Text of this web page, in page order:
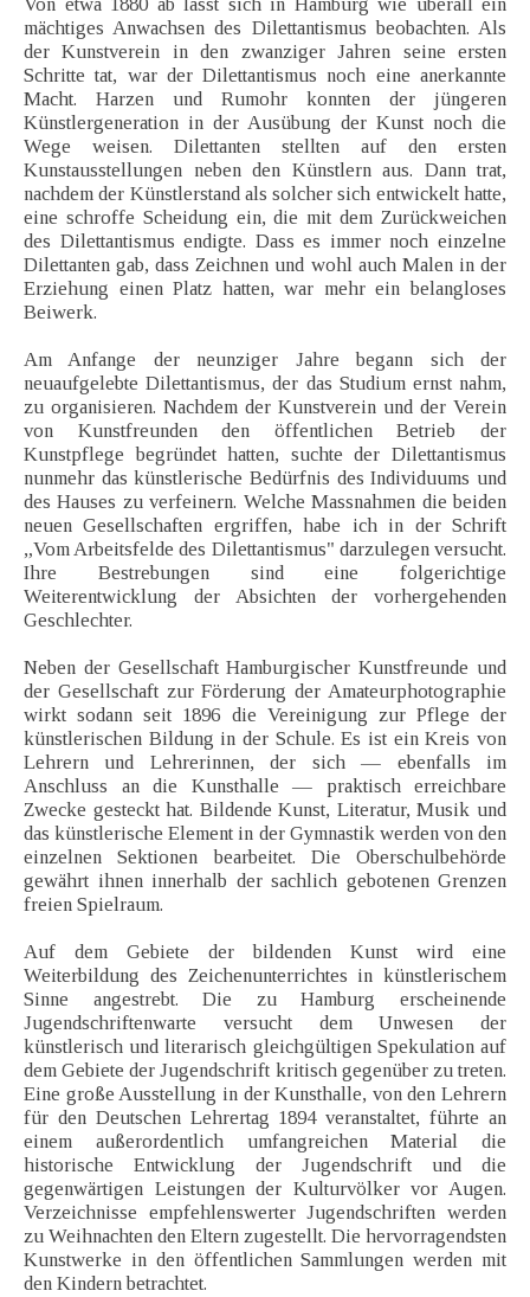
Von etwa 1880 ab lässt sich in Hamburg wie überall ein
mächtiges Anwachsen des Dilettantismus beobachten. Als
der Kunstverein in den zwanziger Jahren seine ersten
Schritte tat, war der Dilettantismus noch eine anerkannte
Macht. Harzen und Rumohr konnten der jüngeren
Künstlergeneration in der Ausübung der Kunst noch die
Wege weisen. Dilettanten stellten auf den ersten
Kunstausstellungen neben den Künstlern aus. Dann trat,
nachdem der Künstlerstand als solcher sich entwickelt hatte,
eine schroffe Scheidung ein, die mit dem Zurückweichen
des Dilettantismus endigte. Dass es immer noch einzelne
Dilettanten gab, dass Zeichnen und wohl auch Malen in der
Erziehung einen Platz hatten, war mehr ein belangloses
Beiwerk.
Am Anfange der neunziger Jahre begann sich der
neuaufgelebte Dilettantismus, der das Studium ernst nahm,
zu organisieren. Nachdem der Kunstverein und der Verein
von Kunstfreunden den öffentlichen Betrieb der
Kunstpflege begründet hatten, suchte der Dilettantismus
nunmehr das künstlerische Bedürfnis des Individuums und
des Hauses zu verfeinern. Welche Massnahmen die beiden
neuen Gesellschaften ergriffen, habe ich in der Schrift
„Vom Arbeitsfelde des Dilettantismus" darzulegen versucht.
Ihre Bestrebungen sind eine folgerichtige
Weiterentwicklung der Absichten der vorhergehenden
Geschlechter.
Neben der Gesellschaft Hamburgischer Kunstfreunde und
der Gesellschaft zur Förderung der Amateurphotographie
wirkt sodann seit 1896 die Vereinigung zur Pflege der
künstlerischen Bildung in der Schule. Es ist ein Kreis von
Lehrern und Lehrerinnen, der sich — ebenfalls im
Anschluss an die Kunsthalle — praktisch erreichbare
Zwecke gesteckt hat. Bildende Kunst, Literatur, Musik und
das künstlerische Element in der Gymnastik werden von den
einzelnen Sektionen bearbeitet. Die Oberschulbehörde
gewährt ihnen innerhalb der sachlich gebotenen Grenzen
freien Spielraum.
Auf dem Gebiete der bildenden Kunst wird eine
Weiterbildung des Zeichenunterrichtes in künstlerischem
Sinne angestrebt. Die zu Hamburg erscheinende
Jugendschriftenwarte versucht dem Unwesen der
künstlerisch und literarisch gleichgültigen Spekulation auf
dem Gebiete der Jugendschrift kritisch gegenüber zu treten.
Eine große Ausstellung in der Kunsthalle, von den Lehrern
für den Deutschen Lehrertag 1894 veranstaltet, führte an
einem außerordentlich umfangreichen Material die
historische Entwicklung der Jugendschrift und die
gegenwärtigen Leistungen der Kulturvölker vor Augen.
Verzeichnisse empfehlenswerter Jugendschriften werden
zu Weihnachten den Eltern zugestellt. Die hervorragendsten
Kunstwerke in den öffentlichen Sammlungen werden mit
den Kindern betrachtet.